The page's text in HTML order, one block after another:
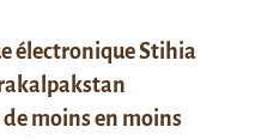
électronique Stihia
moins en moins